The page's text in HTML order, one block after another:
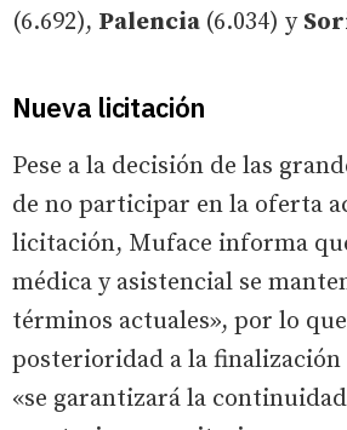
(6.692), Palencia (6.034) y
Nueva licitación
Pese a la decisión de las
de no participar en la oferta
licitación, Muface informa
médica y asistencial se
términos actuales», por lo
posterioridad a la
«se garantizará la